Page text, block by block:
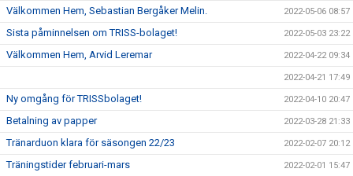
Välkommen Hem, Sebastian Bergåker Melin. 2022-05-06 08:57
Sista påminnelsen om TRISS-bolaget! 2022-05-03 23:22
Välkommen Hem, Arvid Leremar 2022-04-22 09:34
2022-04-21 17:49
Ny omgång för TRISSbolaget! 2022-04-10 20:47
Betalning av papper 2022-03-28 21:33
Tränarduon klara för säsongen 22/23 2022-02-07 20:12
Träningstider februari-mars 2022-02-01 15:47